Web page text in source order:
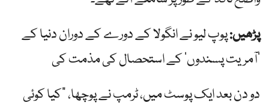
پڑھیں:پوپ لیو نے انگولا کے دورے کے دوران دنیا کے
‘آمریت پسندوں’ کے استحصال کی مذمت کی
دو دن بعد ایک پوسٹ میں، ٹرمپ نے پوچھا، "کیا کوئی